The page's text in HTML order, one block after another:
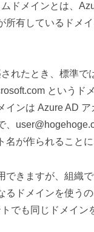
ドメインとは、
所有しているドメ
れたとき、標準で
というド
インは Azure AD
、
名が作られることに
できますが、組織
るドメインを使うの
でも同じドメイン